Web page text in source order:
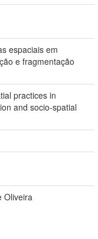
espaciais em
e fragmentação
practices in
and socio-spatial
Oliveira